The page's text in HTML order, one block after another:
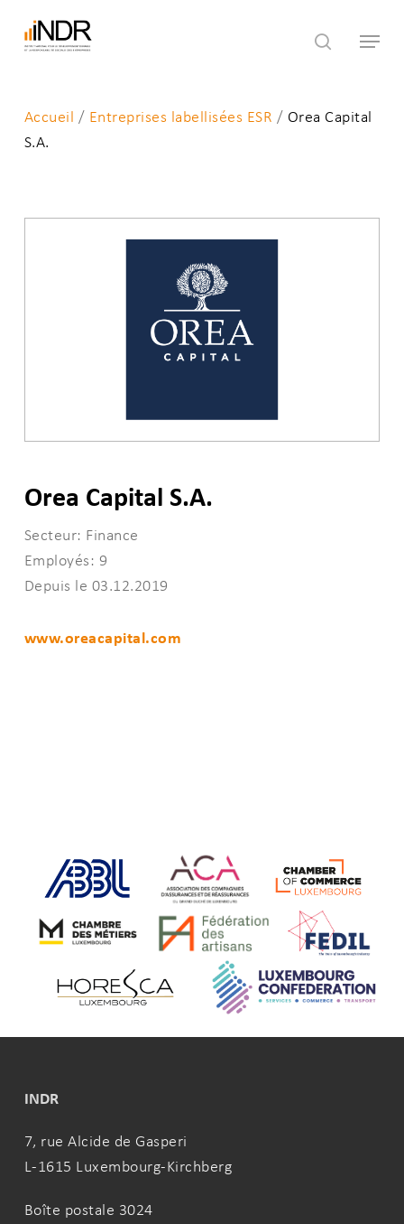
search
Menu
Accueil / Entreprises labellisées ESR / Orea Capital
S.A.
Orea Capital S.A.
Secteur: Finance
Employés: 9
Depuis le 03.12.2019
www.oreacapital.com
INDR
7, rue Alcide de Gasperi
L-1615 Luxembourg-Kirchberg
Boîte postale 3024